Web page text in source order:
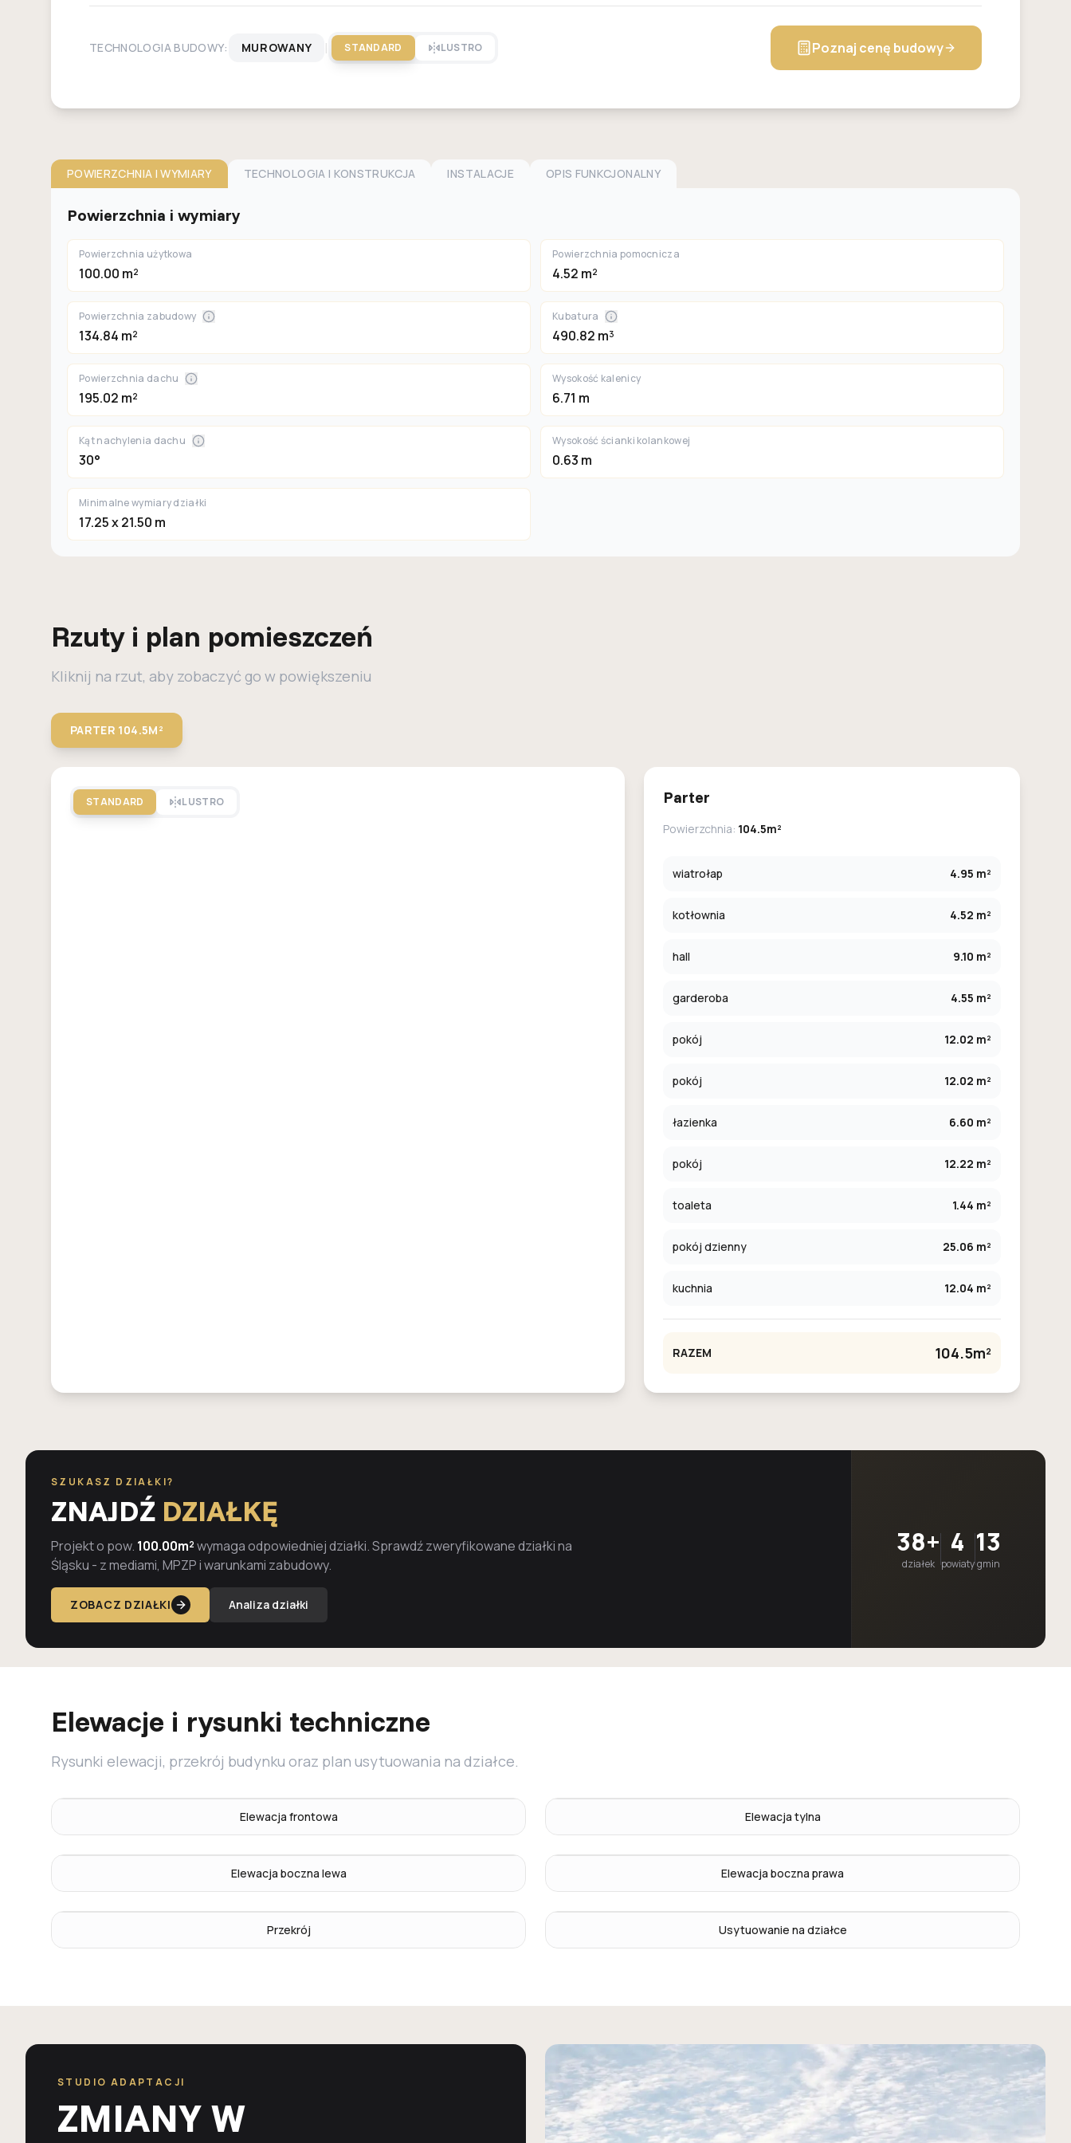
TECHNOLOGIA BUDOWY: MUROWANY | STANDARD LUSTRO Poznaj cenę budowy
POWIERZCHNIA I WYMIARY TECHNOLOGIA I KONSTRUKCJA INSTALACJE OPIS FUNKCJONALNY
Powierzchnia i wymiary
Powierzchnia użytkowa
100.00 m²
Powierzchnia pomocnicza
4.52 m²
Powierzchnia zabudowy
134.84 m²
Kubatura
490.82 m³
Powierzchnia dachu
195.02 m²
Wysokość kalenicy
6.71 m
Kąt nachylenia dachu
30°
Wysokość ścianki kolankowej
0.63 m
Minimalne wymiary działki
17.25 x 21.50 m
Rzuty i plan pomieszczeń
Kliknij na rzut, aby zobaczyć go w powiększeniu
PARTER 104.5M²
STANDARD LUSTRO Parter
Powierzchnia: 104.5m²
wiatrołap 4.95 m²
kotłownia 4.52 m²
hall 9.10 m²
garderoba 4.55 m²
pokój 12.02 m²
pokój 12.02 m²
łazienka 6.60 m²
pokój 12.22 m²
toaleta 1.44 m²
pokój dzienny 25.06 m²
kuchnia 12.04 m²
RAZEM 104.5m²
SZUKASZ DZIAŁKI?
ZNAJDŹ DZIAŁKĘ
Projekt o pow. 100.00m²wymaga odpowiedniej działki. Sprawdź zweryfikowane działki na
Śląsku - z mediami, MPZP i warunkami zabudowy.
ZOBACZ DZIAŁKI Analiza działki
38+
działek
4
powiaty
13
gmin
Elewacje i rysunki techniczne
Rysunki elewacji, przekrój budynku oraz plan usytuowania na działce.
Elewacja frontowa Elewacja tylna
Elewacja boczna lewa Elewacja boczna prawa
Przekrój Usytuowanie na działce
STUDIO ADAPTACJI
ZMIANY W